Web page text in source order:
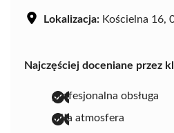
Lokalizacja: Kościelna 16,
Najczęściej doceniane przez
profesjonalna obsługa
miła atmosfera